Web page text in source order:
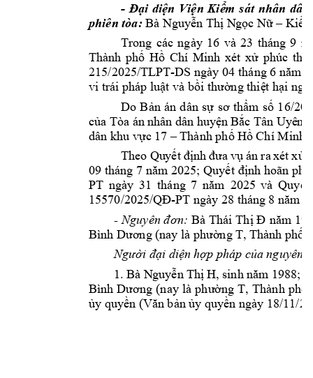
- Đại diện Viện Kiểm sát nhân dân
phiên tòa: Bà Nguyễn Thị Ngọc Nữ –
Trong các ngày 16 và 23 tháng 9
Thành phố Hồ Chí Minh xét xử phúc t
215/2025/TLPT-DS ngày 04 tháng 6 năm
vi trái pháp luật và bồi thường thiệt hại
Do Bản án dân sự sơ thẩm số 16/
của Tòa án nhân dân huyện Bắc Tân Uyên,
dân khu vực 17 – Thành phố Hồ Chí Minh)
Theo Quyết định đưa vụ án ra xét xử
09 tháng 7 năm 2025; Quyết định hoãn
PT ngày 31 tháng 7 năm 2025 và Quyết
15570/2025/QĐ-PT ngày 28 tháng 8 năm
- Nguyên đơn: Bà Thái Thị Đ năm
Bình Dương (nay là phường T, Thành phố
Người đại diện hợp pháp của nguyên
1. Bà Nguyễn Thị H, sinh năm 1988;
Bình Dương (nay là phường T, Thành phố
ủy quyền (Văn bản ủy quyền ngày 18/11/